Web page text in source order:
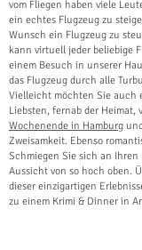
vom Fliegen haben viele
ein echtes Flugzeug zu
Wunsch ein Flugzeug zu
kann virtuell jeder beliebige
einem Besuch in unserer
das Flugzeug durch alle
Vielleicht möchten Sie auch
Liebsten, fernab der Heimat,
Wochenende in Hamburg
Zweisamkeit. Ebenso
Schmiegen Sie sich an
Aussicht von so hoch oben.
dieser einzigartigen
zu einem Krimi & Dinner in